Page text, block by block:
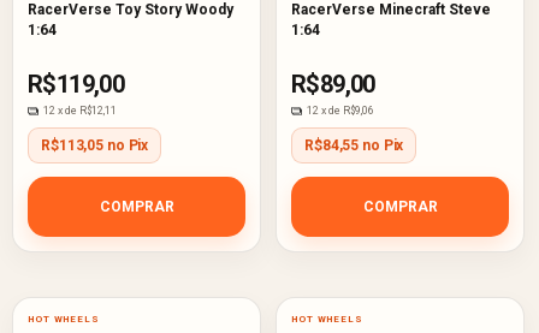
RacerVerse Toy Story Woody
1:64
R$119,00
12 x de R$12,11
R$113,05 no Pix
COMPRAR
RacerVerse Minecraft Steve
1:64
R$89,00
12 x de R$9,06
R$84,55 no Pix
COMPRAR
HOT WHEELS HOT WHEELS